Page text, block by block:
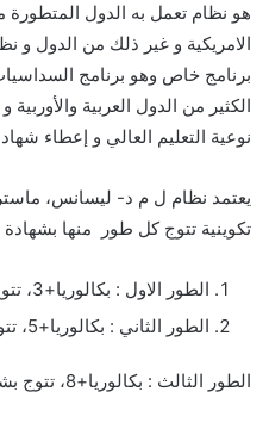
هو نظام تعمل به الدول المتطورة
الامريكية و غير ذلك من الدول و
برنامج خاص وهو برنامج
الكثير من الدول العربية
نوعية التعليم العالي و إعطاء
يعتمد نظام ل م د- ليسانس،
تكوينية تتوج كل طور منها بشهادة
الطور الاول : بكالوريا+3، تتوج بشهادة الليسانس
الطور الثاني : بكالوريا+5، تتوج بشهادة الماستر
الطور الثالث : بكالوريا+8، تتوج بشهادة الدكتوراه